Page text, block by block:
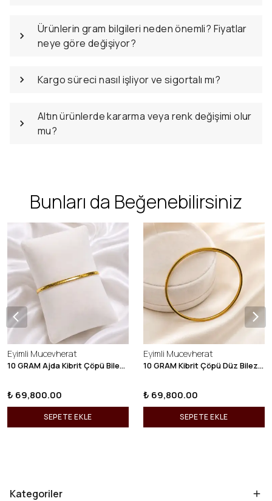
Ürünlerin gram bilgileri neden önemli? Fiyatlar
neye göre değişiyor?
Kargo süreci nasıl işliyor ve sigortalı mı?
Altın ürünlerde kararma veya renk değişimi olur
mu?
Bunları da Beğenebilirsiniz
Eyimli Mucevherat
10 GRAM Ajda Kibrit Çöpü Bilezik 22 Ayar 22BLZ003
₺ 69,800.00
SEPETE EKLE
Eyimli Mucevherat
10 GRAM Kibrit Çöpü Düz Bilezik 22 Ayar 22BLZ001
₺ 69,800.00
SEPETE EKLE
Kategoriler